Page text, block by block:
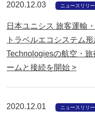
2020.12.03 ニュースリリー
日本ユニシス 旅客運輸
トラベルエコシステム
Technologiesの航空・
ームと接続を開始 >
2020.12.01 ニュースリリー